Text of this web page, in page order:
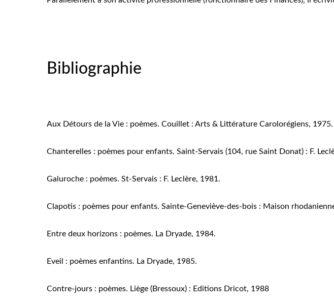
Bibliographie
Aux Détours de la Vie : poèmes. Couillet : Arts & Littérature Carolorégiens, 1975.
Chanterelles : poèmes pour enfants. Saint-Servais (104, rue Saint Donat) : F.
Galuroche : poèmes. St-Servais : F. Leclère, 1981.
Clapotis : poèmes pour enfants. Sainte-Geneviève-des-bois : Maison
Entre deux horizons : poèmes. La Dryade, 1984.
Eveil : poèmes enfantins. La Dryade, 1985.
Contre-jours : poèmes. Liège (Bressoux) : Editions Dricot, 1988